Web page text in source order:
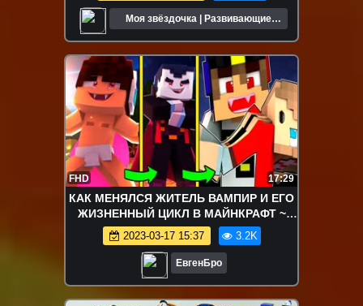
Моя звёздочка | Развивающие
FHD 17:29
КАК МЕНЯЛСЯ ЖИТЕЛЬ ВАМПИР И ЕГО
ЖИЗНЕННЫЙ ЦИКЛ В МАЙНКРАФТ ~
ЭВОЛЮЦИЯ ВАМПИРА В MINECRAFT
Мультик
2023-03-17 15:37 3.2K
ЕвгенБро